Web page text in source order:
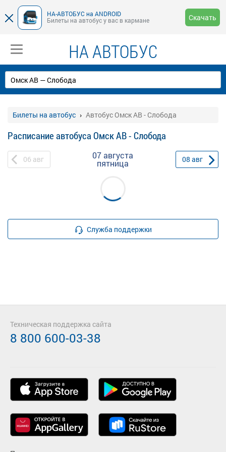
НА-АВТОБУС на ANDROID
Билеты на автобус у вас в кармане
Скачать
НА АВТОБУС
Билеты на автобус Автобус Омск АВ - Слобода
Расписание автобуса Омск АВ - Слобода
06 авг 07 августа
пятница 08 авг
Служба поддержки
Техническая поддержка сайта
8 800 600-03-38